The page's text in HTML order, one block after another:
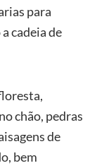
para
cadeia de
chão, pedras
de
bem